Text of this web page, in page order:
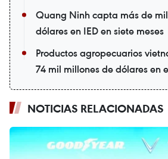
Quang Ninh capta más de
dólares en IED en siete meses
Productos agropecuarios
74 mil millones de dólares en
NOTICIAS RELACIONADAS